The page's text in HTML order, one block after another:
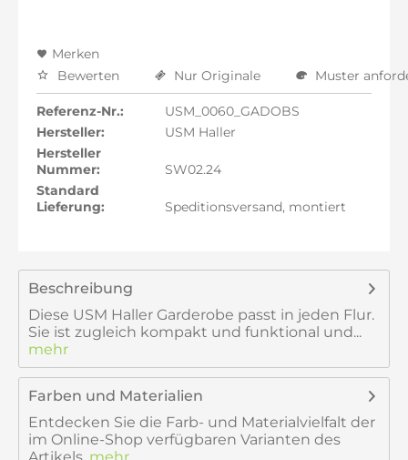
Merken
Bewerten
Nur Originale Muster
Referenz-Nr.:
USM_0060_GADOBS
Hersteller:
USM Haller
Hersteller
Nummer:
SW02.24
Standard
Lieferung:
Speditionsversand, montiert
Beschreibung
Diese USM Haller Garderobe passt in jeden Flur.
Sie ist zugleich kompakt und funktional und...
mehr
Farben und Materialien
Entdecken Sie die Farb- und Materialvielfalt der
im Online-Shop verfügbaren Varianten des